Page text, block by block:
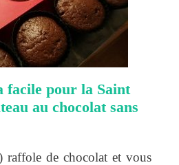
facile pour la Saint
au chocolat sans
raffole de chocolat et vous